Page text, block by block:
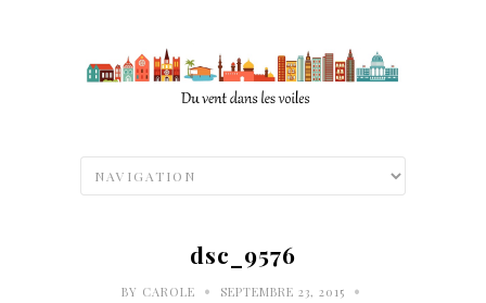
dsc_9576
BY CAROLE • SEPTEMBRE 23, 2015 •